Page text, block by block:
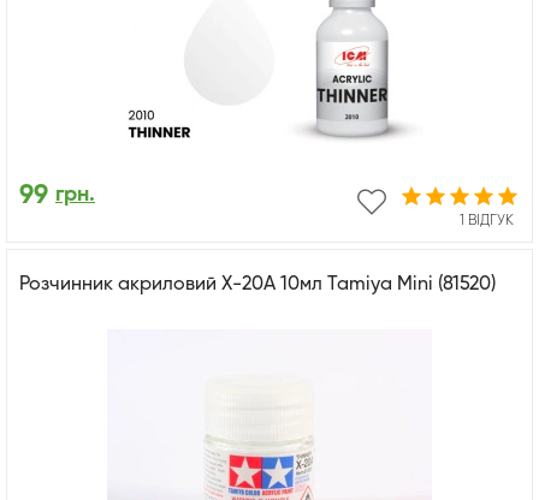
1 ВІДГУК
99 грн.
Розчинник акриловий X-20A 10мл Tamiya Mini (81520)